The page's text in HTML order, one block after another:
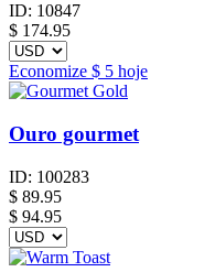
ID: 10847
$ 174.95
Economize $ 5 hoje
Ouro gourmet
ID: 100283
$ 89.95
$ 94.95